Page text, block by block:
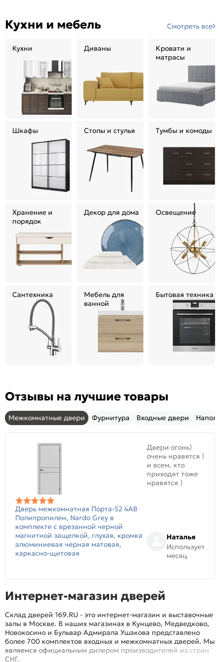
Кухни и мебель Смотреть все
Кухни Диваны
Кровати и
матрасы
Шкафы Столы и стулья Тумбы и комоды
Хранение и
порядок
Декор для дома Освещение
Сантехника
Мебель для
ванной
Бытовая техника
Отзывы на лучшие товары
Межкомнатные двери Фурнитура Входные двери
Дверь межкомнатная Порта-52 4AB
Полипропилен, Nardo Grey в
комплекте с врезанной черной
магнитной защелкой, глухая, кромка
алюминиевая черная матовая,
каркасно-щитовая
Двери огонь)
очень нравятся )
и всем, кто
приходят тоже
нравятся )
Наталья
Использует
месяц
Интернет-магазин дверей
Склад дверей 169.RU - это интернет-магазин и выставочные
залы в Москве. В наших магазинах в Кунцево, Медведково,
Новокосино и Бульвар Адмирала Ушакова представлено
более 700 комплектов входных и межкомнатных дверей. Мы
являемся официальным дилером производителей из стран
СНГ.